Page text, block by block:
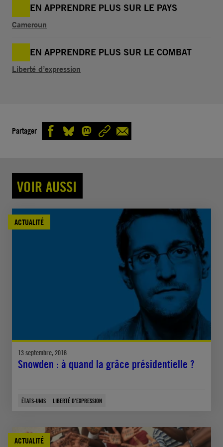
EN APPRENDRE PLUS SUR LE PAYS
Cameroun
EN APPRENDRE PLUS SUR LE COMBAT
Liberté d’expression
Partager
VOIR AUSSI
ACTUALITÉ
13 septembre, 2016
Snowden : à quand la grâce présidentielle ?
ÉTATS-UNIS LIBERTÉ D'EXPRESSION
ACTUALITÉ